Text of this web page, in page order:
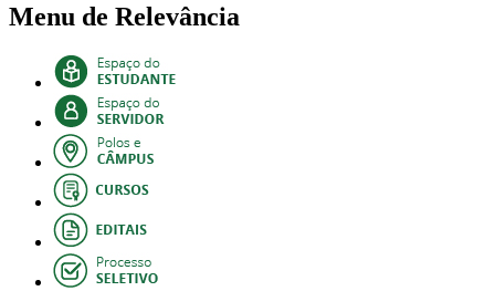
Menu de Relevância